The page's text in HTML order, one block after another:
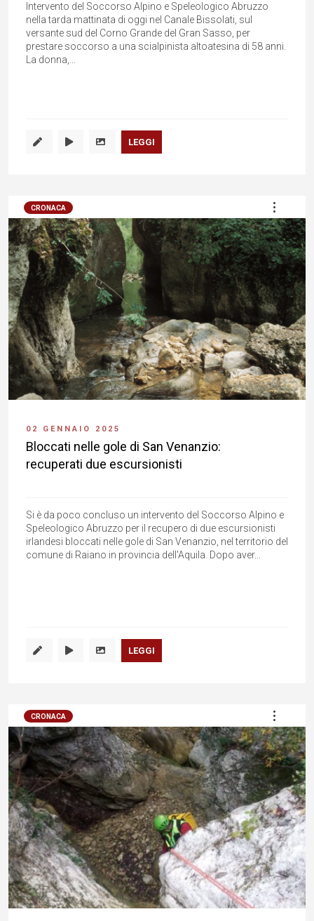
Intervento del Soccorso Alpino e Speleologico Abruzzo
nella tarda mattinata di oggi nel Canale Bissolati, sul
versante sud del Corno Grande del Gran Sasso, per
prestare soccorso a una scialpinista altoatesina di 58 anni.
La donna,...
LEGGI
CRONACA
02 GENNAIO 2025
Bloccati nelle gole di San Venanzio:
recuperati due escursionisti
Si è da poco concluso un intervento del Soccorso Alpino e
Speleologico Abruzzo per il recupero di due escursionisti
irlandesi bloccati nelle gole di San Venanzio, nel territorio del
comune di Raiano in provincia dell'Aquila. Dopo aver...
LEGGI
CRONACA